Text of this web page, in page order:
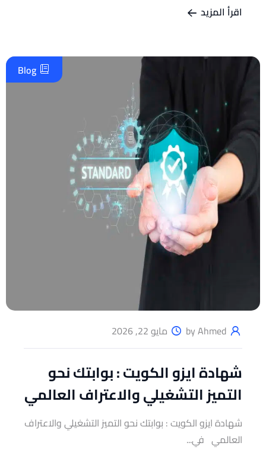
اقرأ المزيد
Blog
by Ahmed مايو 22, 2026
شهادة ايزو الكويت : بوابتك نحو
التميز التشغيلي والاعتراف العالمي
شهادة ايزو الكويت : بوابتك نحو التميز التشغيلي والاعتراف
العالمي في...